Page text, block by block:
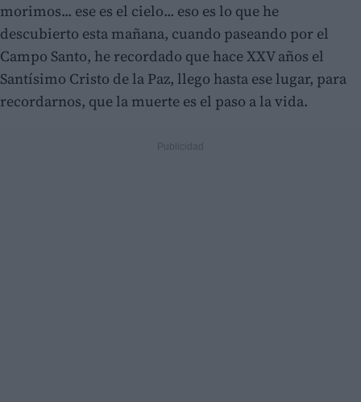
morimos... ese es el cielo... eso es lo que he
descubierto esta mañana, cuando paseando por el
Campo Santo, he recordado que hace XXV años el
Santísimo Cristo de la Paz, llego hasta ese lugar, para
recordarnos, que la muerte es el paso a la vida.